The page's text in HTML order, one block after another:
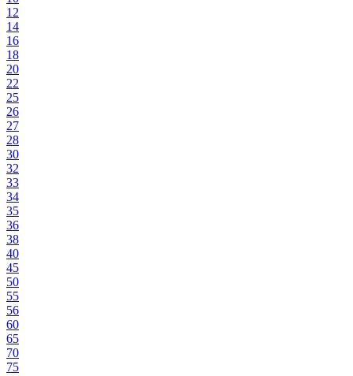
12
14
16
18
20
22
25
26
27
28
30
32
33
34
35
36
38
40
45
50
55
56
60
65
70
75